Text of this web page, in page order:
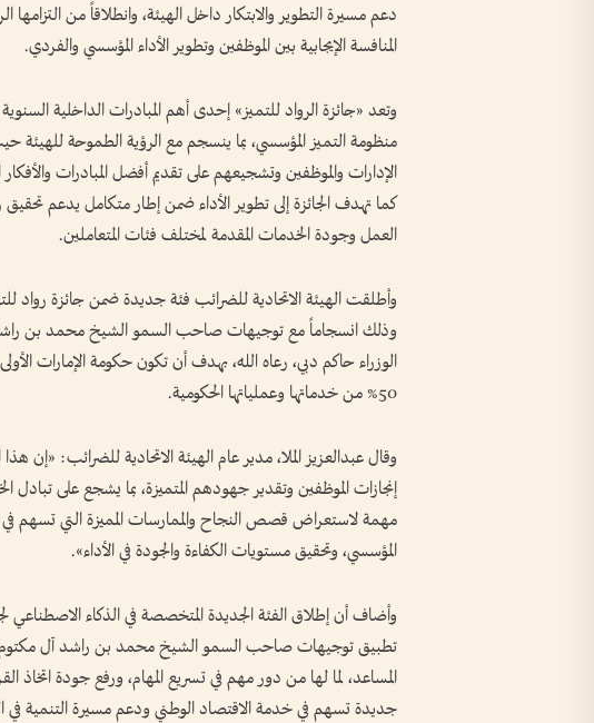
دعم مسيرة التطوير والابتكار داخل الهيئة، وانطلاقاً من
المنافسة الإيجابية بين الموظفين وتطوير الأداء المؤسسي والفردي.
وتعد «جائزة الرواد للتميز» إحدى أهم المبادرات الداخلية
منظومة التميز المؤسسي، بما ينسجم مع الرؤية الطموحة للهيئة
الإدارات والموظفين وتشجيعهم على تقديم أفضل المبادرات
كما تهدف الجائزة إلى تطوير الأداء ضمن إطار متكامل يدعم تحقيق
العمل وجودة الخدمات المقدمة لمختلف فئات المتعاملين.
وأطلقت الهيئة الاتحادية للضرائب فئة جديدة ضمن جائزة رواد
وذلك انسجاماً مع توجيهات صاحب السمو الشيخ محمد بن
الوزراء حاكم دبي، رعاه الله، بهدف أن تكون حكومة الإمارات
50% من خدماتها وعملياتها الحكومية.
وقال عبدالعزيز الملا، مدير عام الهيئة الاتحادية للضرائب: «إن
إنجازات الموظفين وتقدير جهودهم المتميزة، بما يشجع على تبادل
مهمة لاستعراض قصص النجاح والممارسات المميزة التي تسهم في
المؤسسي، وتحقيق مستويات الكفاءة والجودة في الأداء».
وأضاف أن إطلاق الفئة الجديدة المتخصصة في الذكاء
تطبيق توجيهات صاحب السمو الشيخ محمد بن راشد آل مكتوم
المساعد، لما لها من دور مهم في تسريع المهام، ورفع جودة اتخاذ
جديدة تسهم في خدمة الاقتصاد الوطني ودعم مسيرة التنمية في